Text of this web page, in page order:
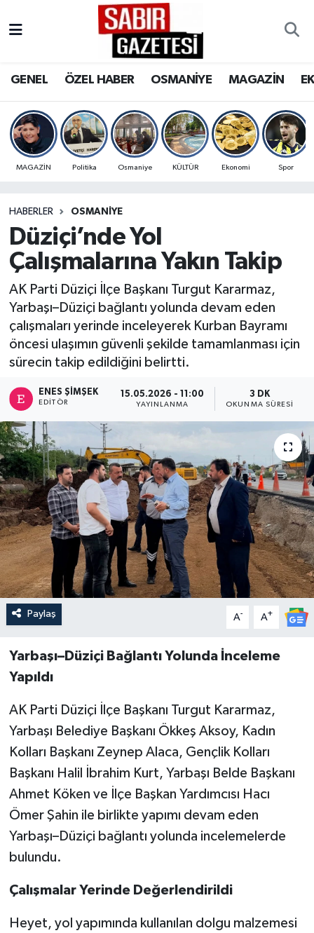
GENEL ÖZEL HABER OSMANİYE MAGAZİN
MAGAZİN Politika Osmaniye KÜLTÜR Ekonomi Spor
HABERLER OSMANIYE
Düziçi’nde Yol
Çalışmalarına Yakın Takip
AK Parti Düziçi İlçe Başkanı Turgut Kararmaz,
Yarbaşı–Düziçi bağlantı yolunda devam eden
çalışmaları yerinde inceleyerek Kurban Bayramı
öncesi ulaşımın güvenli şekilde tamamlanması için
sürecin takip edildiğini belirtti.
ENES ŞIMŞEK
EDITÖR
15.05.2026 - 11:00
YAYINLANMA
3 DK
OKUNMA SÜRESI
Paylaş A- A+
Yarbaşı–Düziçi Bağlantı Yolunda İnceleme
Yapıldı
AK Parti Düziçi İlçe Başkanı Turgut Kararmaz,
Yarbaşı Belediye Başkanı Ökkeş Aksoy, Kadın
Kolları Başkanı Zeynep Alaca, Gençlik Kolları
Başkanı Halil İbrahim Kurt, Yarbaşı Belde Başkanı
Ahmet Köken ve İlçe Başkan Yardımcısı Hacı
Ömer Şahin ile birlikte yapımı devam eden
Yarbaşı–Düziçi bağlantı yolunda incelemelerde
bulundu.
Çalışmalar Yerinde Değerlendirildi
Heyet, yol yapımında kullanılan dolgu malzemesi
OSMANİYE
MAGAZİN
SPOR
RESMİ İLANLAR
Osmaniye Nöbetçi Eczaneler
Osmaniye Trafik Yoğunluk Haritası
Süper Lig Puan Durumu ve Fikstür
Son Dakika Haberleri
Haber Arşivi